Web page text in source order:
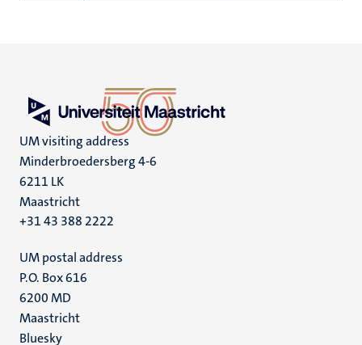
UM visiting address
Minderbroedersberg 4-6
6211 LK
Maastricht
+31 43 388 2222
UM postal address
P.O. Box 616
6200 MD
Maastricht
Bluesky